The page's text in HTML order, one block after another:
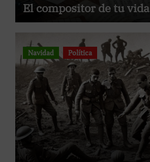
El compositor de tu vida
Navidad Política